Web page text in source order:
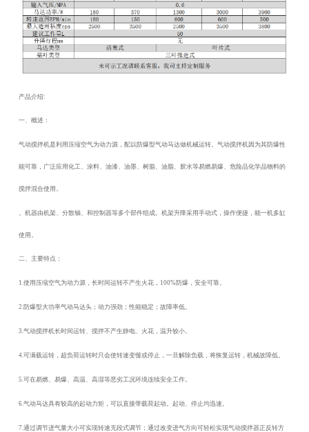
产品介绍:
一、概述：
气动搅拌机是利用压缩空气为动力源，配以防爆型气动马达做机械运转。气动搅拌机因为其防爆性
能可靠，广泛应用化工、涂料、油漆、油墨、树脂、油脂、胶水等易燃易爆、危险品化学品物料的
搅拌混合使用。
。机器由机架、分散轴、和控制器等多个部件组成。机架升降采用手动式，操作便捷，能一机多缸
使用。
二、主要特点：
1.使用压缩空气为动力源，长时间运转不产生火花，100%防爆，安全可靠。
2.防爆型大功率气动马达头；动力强劲；性能稳定；故障率低。
3.气动搅拌机长时间运转、搅拌不产生静电、火花，温升较小。
4.可满载运转，超负荷运转时只会使转速变慢或停止，一旦解除负载，将恢复运转，机械故障低。
5.可在易燃、易爆、高温、高湿等恶劣工况环境连续安全工作。
6.气动马达具有较高的起动力矩，可以直接带载荷起动。起动、停止均迅速。
7.通过调节进气量大小可实现转速无段式调节；通过改变进气方向可轻松实现气动搅拌器正反转方